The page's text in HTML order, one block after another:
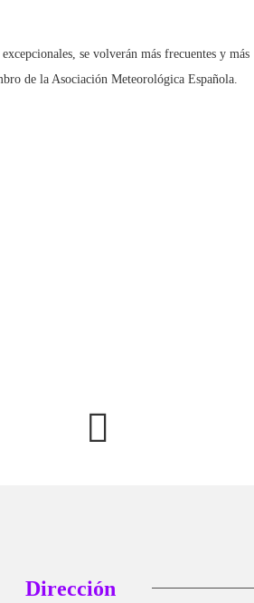
se volverán más frecuentes y más
de la Asociación Meteorológica Española.
Dirección